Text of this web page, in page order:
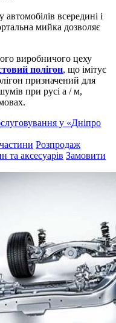
автомобілів всередині і
мийка дозволяє
виробничого цеху
полігон, що імітує
призначений для
при русі а / м,
у «Дніпро
Розпродаж
та аксесуарів Замовити